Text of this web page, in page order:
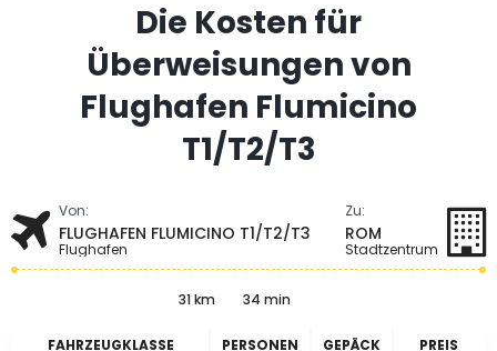
Die Kosten für
Überweisungen von
Flughafen Flumicino
T1/T2/T3
Von:
FLUGHAFEN FLUMICINO T1/T2/T3
Flughafen
Zu:
ROM
Stadtzentrum
31 km 34 min
FAHRZEUGKLASSE PERSONEN GEPÄCK PREIS